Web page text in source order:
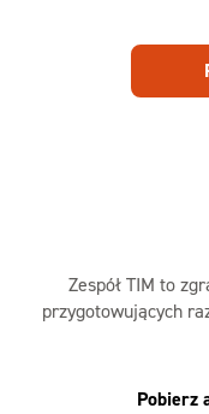
Zespół TIM to
przygotowujących
Pobierz